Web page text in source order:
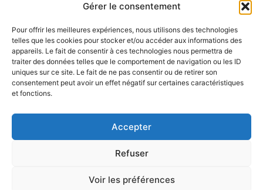
Gérer le consentement
Pour offrir les meilleures expériences, nous utilisons des technologies
telles que les cookies pour stocker et/ou accéder aux informations des
appareils. Le fait de consentir à ces technologies nous permettra de
traiter des données telles que le comportement de navigation ou les ID
uniques sur ce site. Le fait de ne pas consentir ou de retirer son
consentement peut avoir un effet négatif sur certaines caractéristiques
et fonctions.
Accepter
Refuser
Voir les préférences
12 avril 2023